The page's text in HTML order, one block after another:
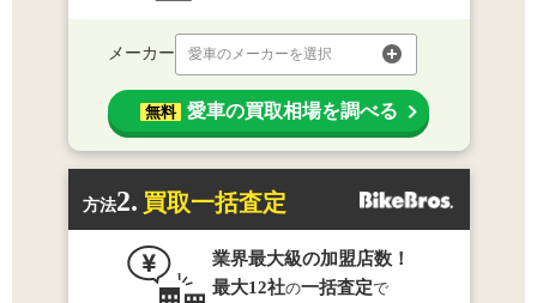
メーカー 愛車のメーカーを選択
無料 愛車の買取相場を調べる
方法2. 買取一括査定
業界最大級の加盟店数！
最大12社の一括査定で